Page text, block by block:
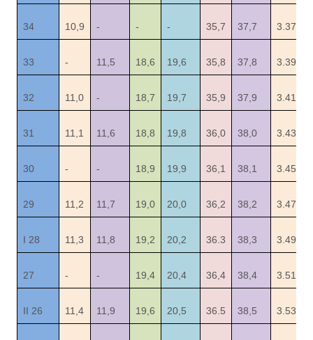
34 10,9 - - - 35,7 37,7 3.37
33 - 11,5 18,6 19,6 35,8 37,8 3.39
32 11,0 - 18,7 19,7 35,9 37,9 3.41
31 11,1 11,6 18,8 19,8 36,0 38,0 3.43
30 - - 18,9 19,9 36,1 38,1 3.45
29 11,2 11,7 19,0 20,0 36,2 38,2 3.47
I 28 11,3 11,8 19,2 20,2 36.3 38,3 3.49
27 - - 19,4 20,4 36,4 38,4 3.51
II 26 11,4 11,9 19,6 20,5 36.5 38,5 3.53